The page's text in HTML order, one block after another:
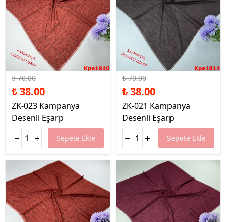
%46 İndirim
₺ 70.00
₺ 38.00
ZK-023 Kampanya
Desenli Eşarp
Sepete Ekle
%46 İndirim
₺ 70.00
₺ 38.00
ZK-021 Kampanya
Desenli Eşarp
Sepete Ekle